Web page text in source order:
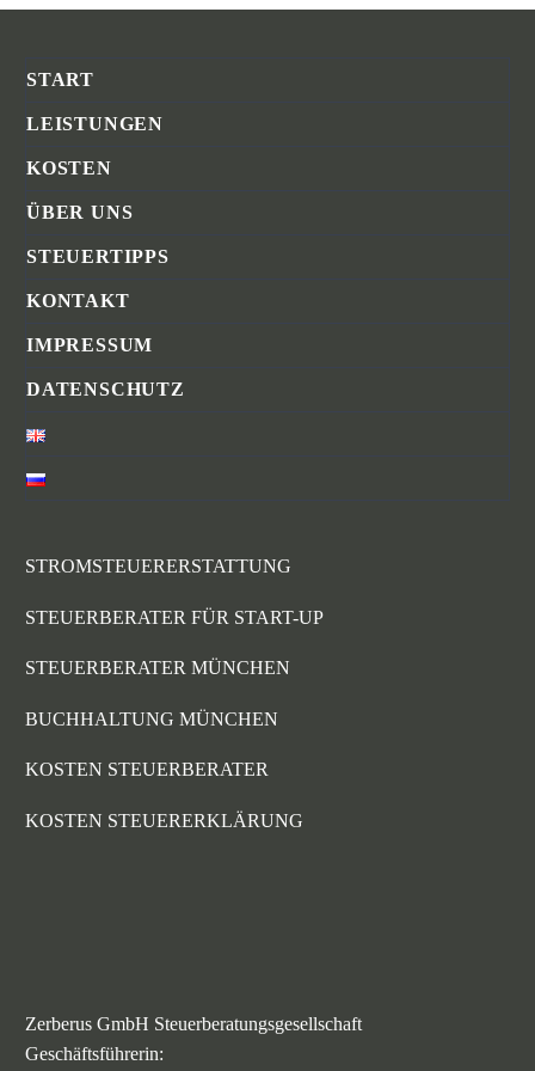
START
LEISTUNGEN
KOSTEN
ÜBER UNS
STEUERTIPPS
KONTAKT
IMPRESSUM
DATENSCHUTZ
STROMSTEUERERSTATTUNG
STEUERBERATER FÜR START-UP
STEUERBERATER MÜNCHEN
BUCHHALTUNG MÜNCHEN
KOSTEN STEUERBERATER
KOSTEN STEUERERKLÄRUNG
Zerberus GmbH Steuerberatungsgesellschaft
Geschäftsführerin: